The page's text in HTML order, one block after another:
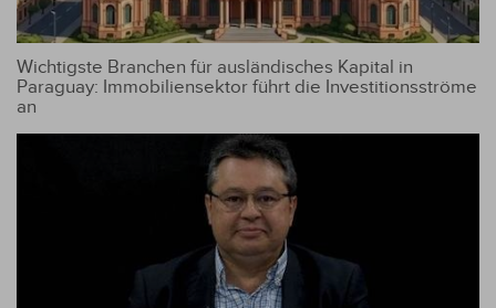
Wichtigste Branchen für ausländisches Kapital in
Paraguay: Immobiliensektor führt die Investitionsströme
an